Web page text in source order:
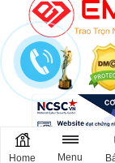
© 2011-2026
Home Menu